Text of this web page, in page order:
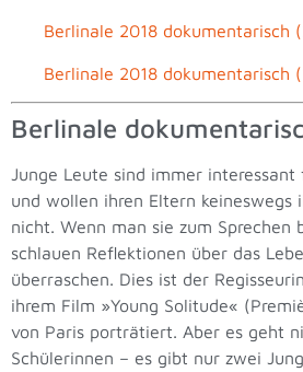
Berlinale 2018 dokumentarisch
Berlinale 2018 dokumentarisch
Berlinale
Junge Leute sind immer
und wollen ihren Eltern
nicht. Wenn man sie zum
schlauen Reflektionen über das
überraschen. Dies ist der
ihrem Film »Young Solitude«
von Paris porträtiert. Aber es geht
Schülerinnen – es gibt nur zwei